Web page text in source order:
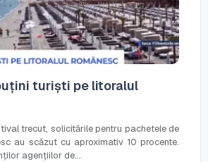
turiști pe litoralul
trecut, solicitările pentru pachetele de
au scăzut cu aproximativ 10 procente.
agențiilor de...